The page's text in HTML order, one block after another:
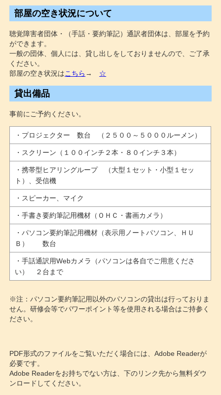
部屋の空き状況について
聴覚障害者団体・（手話・要約筆記）通訳者団体は、部屋を予約
ができます。
一般の団体、個人には、貸し出しをしておりませんので、ご了承
ください。
部屋の空き状況はこちら → ☆
貸出備品
事前にご予約ください。
・プロジェクター 数台 （２５００～５０００ルーメン）
・スクリーン（１００インチ２本・８０インチ３本）
・携帯型ヒアリングループ （大型１セット・小型１セッ
ト）、受信機
・スピーカー、マイク
・手書き要約筆記用機材（ＯＨＣ・書画カメラ）
・パソコン要約筆記用機材（表示用ノートパソコン、ＨＵ
Ｂ） 数台
・手話通訳用Webカメラ（パソコンは各自でご用意くださ
い） ２台まで
※注：パソコン要約筆記用以外のパソコンの貸出は行っておりま
せん。研修会等でパワーポイント等を使用される場合はご持参く
ださい。
PDF形式のファイルをご覧いただく場合には、Adobe Readerが
必要です。
Adobe Readerをお持ちでない方は、下のリンク先から無料ダウ
ンロードしてください。